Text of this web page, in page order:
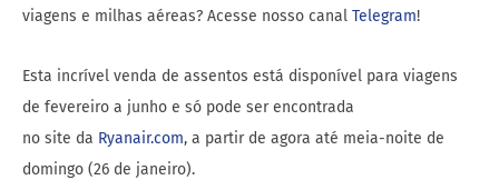
viagens e milhas aéreas? Acesse nosso canal Telegram!
Esta incrível venda de assentos está disponível para viagens
de fevereiro a junho e só pode ser encontrada
no site da Ryanair.com, a partir de agora até meia-noite de
domingo (26 de janeiro).